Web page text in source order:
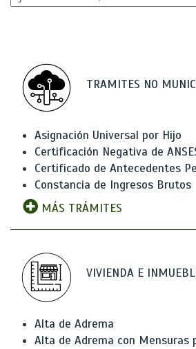
TRAMITES NO
Asignación Universal por Hijo
Certificación Negativa de
Certificado de Antecedentes
Constancia de Ingresos Brutos
MÁS TRÁMITES
VIVIENDA E
Alta de Adrema
Alta de Adrema con Mensuras